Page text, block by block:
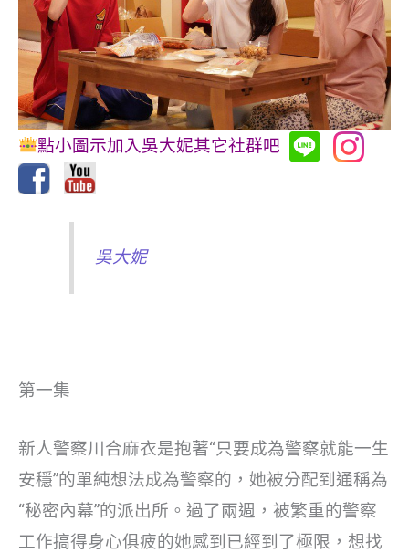
點小圖示加入吳大妮其它社群吧
吳大妮
第一集
新人警察川合麻衣是抱著“只要成為警察就能一生
安穩”的單純想法成為警察的，她被分配到通稱為
“秘密內幕”的派出所。過了兩週，被繁重的警察
工作搞得身心俱疲的她感到已經到了極限，想找